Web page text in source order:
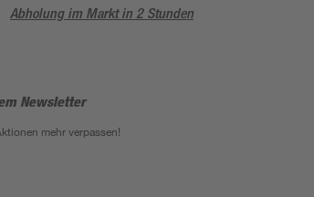
Abholung im Markt in 2 Stunden
Newsletter
mehr verpassen!